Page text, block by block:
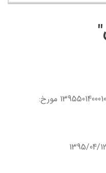
شماره اظهارنامه ثبت علامت : 139550140001000419 مورخ: